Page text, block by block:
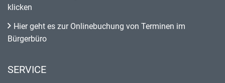
klicken
Hier geht es zur Onlinebuchung von Terminen im
Bürgerbüro
SERVICE